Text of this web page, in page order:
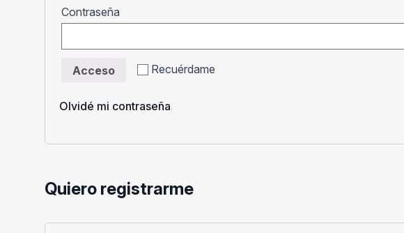
Contraseña
Recuérdame
Acceso
Olvidé mi contraseña
Quiero registrarme